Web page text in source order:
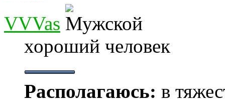
VVVas
хороший человек
Располагаюсь: в